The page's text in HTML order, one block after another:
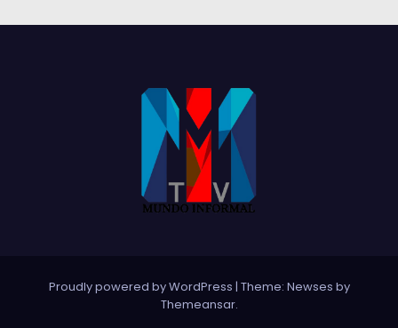
Proudly powered by WordPress | Theme: Newses by
Themeansar.